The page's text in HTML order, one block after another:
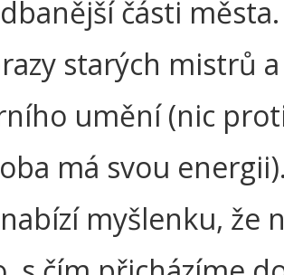
části
starých mistrů
umění (nic
má svou
myšlenku, že